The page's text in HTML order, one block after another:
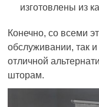
изготовлены из
Конечно, со всеми
обслуживании, так
отличной
шторам.